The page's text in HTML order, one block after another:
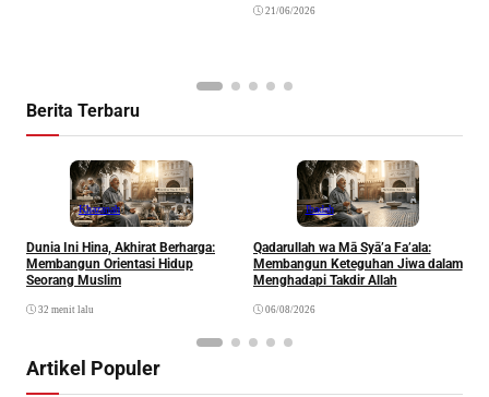
21/06/2026
Berita Terbaru
Khazanah
Dunia Ini Hina, Akhirat Berharga:
Membangun Orientasi Hidup
Seorang Muslim
32 menit lalu
Ibadah
Qadarullah wa Mā Syā’a Fa’ala:
Membangun Keteguhan Jiwa dalam
Menghadapi Takdir Allah
06/08/2026
Artikel Populer